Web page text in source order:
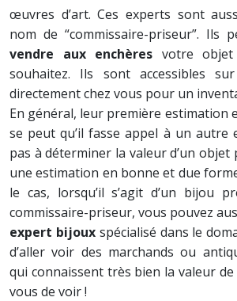
œuvres d’art. Ces experts sont
nom de “commissaire-priseur”. Ils
vendre aux enchères votre
souhaitez. Ils sont accessibles
directement chez vous pour un
En général, leur première estimation
se peut qu’il fasse appel à un autre
pas à déterminer la valeur d’un objet
une estimation en bonne et due
le cas, lorsqu’il s’agit d’un bijou
commissaire-priseur, vous pouvez
expert bijouxspécialisé dans le
d’aller voir des marchands ou
qui connaissent très bien la valeur
vous de voir !